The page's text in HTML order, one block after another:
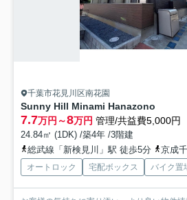
千葉市花見川区南花園
Sunny Hill Minami Hanazono
7.7万円～8万円 管理/共益費5,000円
24.84㎡ (1DK) /築4年 /3階建
総武線「新検見川」駅 徒歩5分
京成千
オートロック 宅配ボックス バイク置